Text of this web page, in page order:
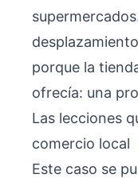
porque la
ofrecía: una
Las lecciones
comercio local
Este caso se